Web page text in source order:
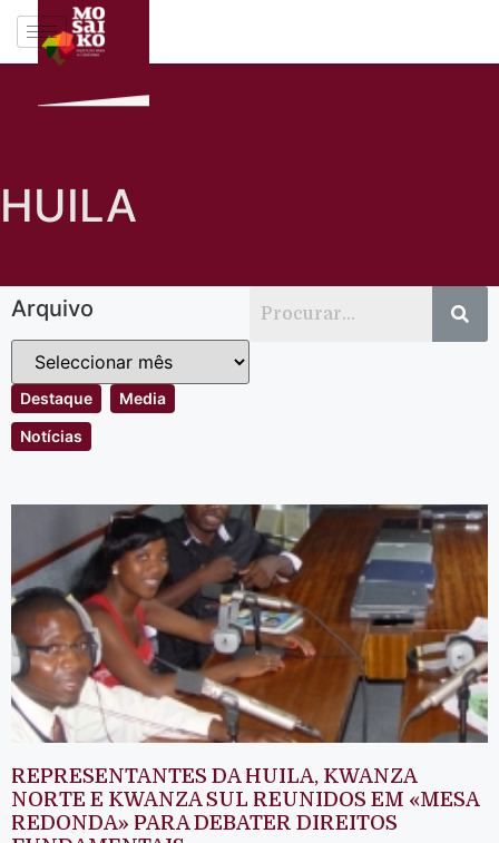
HUILA
Arquivo
Destaque
Media
Notícias
REPRESENTANTES DA HUILA, KWANZA
NORTE E KWANZA SUL REUNIDOS EM «MESA
REDONDA» PARA DEBATER DIREITOS